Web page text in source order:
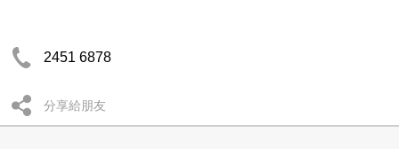
2451 6878
分享給朋友